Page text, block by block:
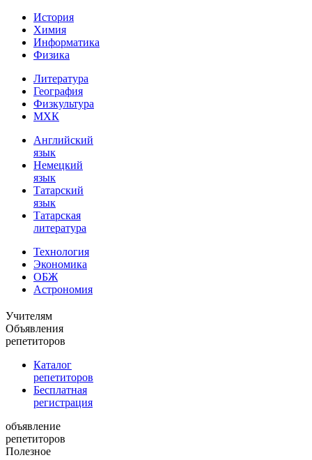
История
Химия
Информатика
Физика
Литература
География
Физкультура
МХК
Английский
язык
Немецкий
язык
Татарский
язык
Татарская
литература
Технология
Экономика
ОБЖ
Астрономия
Учителям
Объявления
репетиторов
Каталог
репетиторов
Бесплатная
регистрация
объявление
репетиторов
Полезное